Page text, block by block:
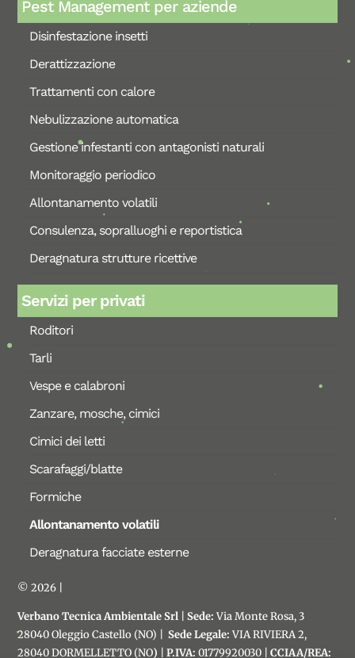
Pest Management per aziende
Disinfestazione insetti
Derattizzazione
Trattamenti con calore
Nebulizzazione automatica
Gestione infestanti con antagonisti naturali
Monitoraggio periodico
Allontanamento volatili
Consulenza, sopralluoghi e reportistica
Deragnatura strutture ricettive
Servizi per privati
Roditori
Tarli
Vespe e calabroni
Zanzare, mosche, cimici
Cimici dei letti
Scarafaggi/blatte
Formiche
Allontanamento volatili
Deragnatura facciate esterne
© 2026 |
Verbano Tecnica Ambientale Srl |Sede:Via Monte Rosa, 3
28040 Oleggio Castello (NO) |Sede Legale:VIA RIVIERA 2,
28040 DORMELLETTO (NO) |P.IVA: 01779920030 |CCIAA/REA: